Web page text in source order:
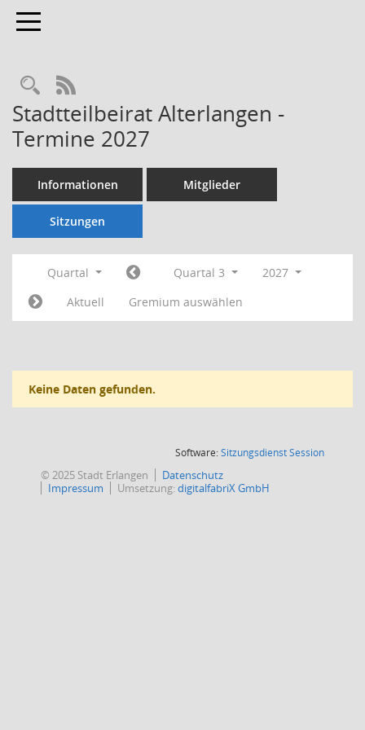
Toggle navigation
Rechercheauswahl
RSS-Feed
Stadtteilbeirat Alterlangen -
Termine 2027
Informationen Mitglieder
Sitzungen
Quartal Quartal 3
2027
Aktuell
Gremium auswählen
Keine Daten gefunden.
Software:SitzungsdienstSession(Wird in
© 2025 Stadt Erlangen
Datenschutz
Impressum
Umsetzung:digitalfabriX GmbH